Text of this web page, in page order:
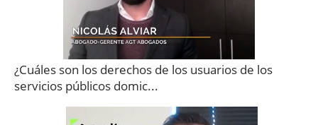
¿Cuáles son los derechos de los usuarios de los
servicios públicos domic...